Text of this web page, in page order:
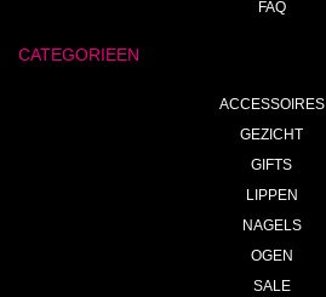
FAQ
CATEGORIEEN
ACCESSOIRES
GEZICHT
GIFTS
LIPPEN
NAGELS
OGEN
SALE